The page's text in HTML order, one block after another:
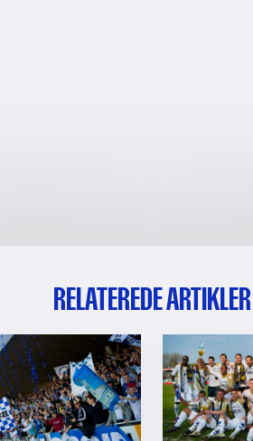
RELATEREDE ARTIKLER